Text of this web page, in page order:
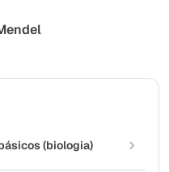
(biologia)